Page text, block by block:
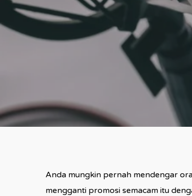
Anda mungkin pernah mendengar
mengganti promosi semacam itu